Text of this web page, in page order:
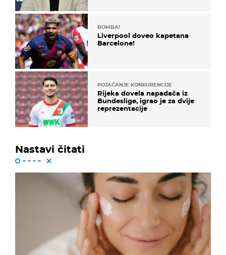
BOMBA!
Liverpool doveo kapetana
Barcelone!
POJAČANJE KONKURENCIJE
Rijeka dovela napadača iz
Bundeslige, igrao je za dvije
reprezentacije
Nastavi čitati